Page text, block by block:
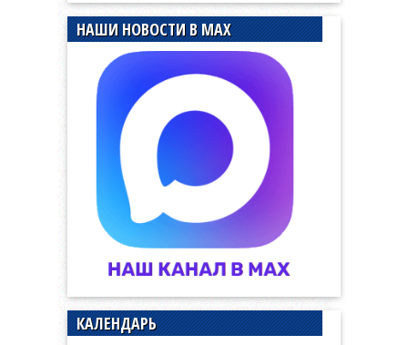
НАШИ НОВОСТИ В MAX
КАЛЕНДАРЬ